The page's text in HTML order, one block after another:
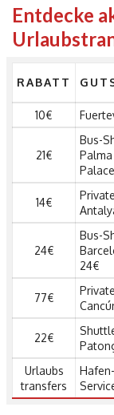
Entdecke
RABATT
10€
21€
Bus-
14€
24€
Bus-
24€
77€
22€
Urlaubs
transfers